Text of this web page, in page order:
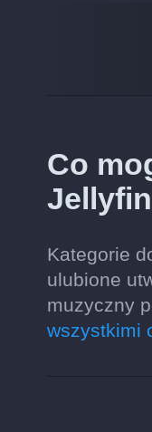
Co
Kategorie
ulubione
muzyczny
wszystkimi